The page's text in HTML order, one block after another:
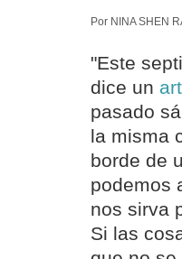
Por NINA SHEN
"Este
dice un
pasado
la misma
borde de
podemos
nos sirva
Si las